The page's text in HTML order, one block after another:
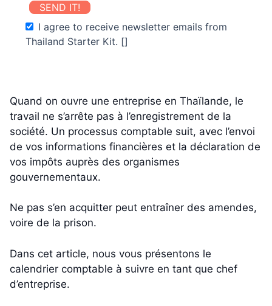
SEND IT!
I agree to receive newsletter emails from
Thailand Starter Kit. []
Quand on ouvre une entreprise en Thaïlande, le
travail ne s’arrête pas à l’enregistrement de la
société. Un processus comptable suit, avec l’envoi
de vos informations financières et la déclaration de
vos impôts auprès des organismes
gouvernementaux.
Ne pas s’en acquitter peut entraîner des amendes,
voire de la prison.
Dans cet article, nous vous présentons le
calendrier comptable à suivre en tant que chef
d’entreprise.